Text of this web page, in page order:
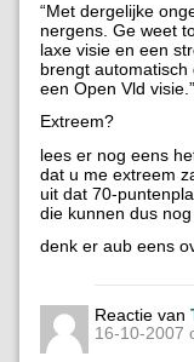
“Met dergelijke
nergens. Ge weet
laxe visie en een
brengt
een Open Vld visie.”
Extreem?
lees er nog eens
dat u me extreem
uit dat 70-
die kunnen dus
denk er aub eens
Reactie van
16-10-2007